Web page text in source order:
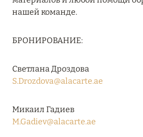
RIXOS PREMIUM SAADIYAT
20 августа 2024
ВЫГОДНАЯ АРИФМЕТИКА ОТ
И ULTIMA COURCHEVEL
нашей команде.
БРОНИРОВАНИЕ:
Светлана Дроздова
S.Drozdova@alacarte.ae
Микаил Гадиев
M.Gadiev@alacarte.ae